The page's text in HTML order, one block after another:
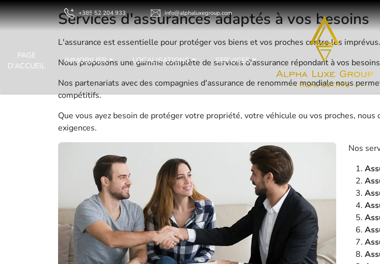
+385 52 204 933 info@alphaluxegroup.com
PAGE
D'ACCUEIL
IMMOBILIER LOCALISATIONS SERVICES
Services d'assurances adaptés à vos besoins
L'assurance est essentielle pour protéger vos biens et vos proches contre les imprévus.
Nous proposons une gamme complète de services d'assurance répondant à vos
Nos partenariats avec des compagnies d'assurance de renommée mondiale nous
compétitifs.
Que vous ayez besoin de protéger votre propriété, votre véhicule ou vos proches,
exigences.
Nos